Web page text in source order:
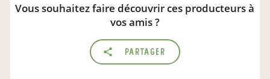
Vous souhaitez faire découvrir ces producteurs à
vos amis ?
Partager